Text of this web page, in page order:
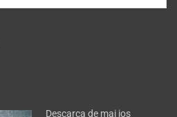
Descarca de mai jos